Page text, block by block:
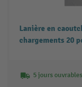
Lanière en
chargements 20
5 jours ouvrables